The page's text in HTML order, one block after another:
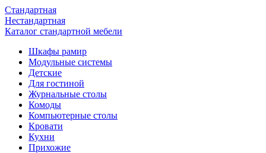
Стандартная
Нестандартная
Каталог стандартной мебели
Шкафы рамир
Модульные системы
Детские
Для гостиной
Журнальные столы
Комоды
Компьютерные столы
Кровати
Кухни
Прихожие